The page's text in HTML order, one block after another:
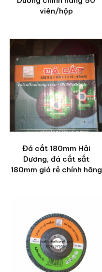
viên/hộp
Đá cắt 180mm Hải
Dương, đá cắt sắt
180mm giá rẻ chính hãng